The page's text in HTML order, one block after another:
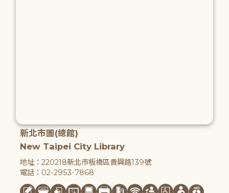
新北市圖(總館)
New Taipei City Library
地址：220218新北市板橋區貴興路139號
電話：02-2953-7868